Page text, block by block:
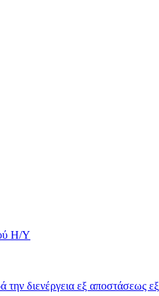
Η/Υ
διενέργεια εξ αποστάσεως